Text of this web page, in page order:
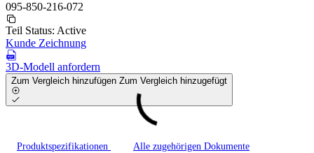
095-850-216-072
Teil Status: Active
Kunde Zeichnung
3D-Modell anfordern
Zum Vergleich hinzufügen Zum Vergleich hinzugefügt
Produktspezifikationen
Alle zugehörigen Dokumente